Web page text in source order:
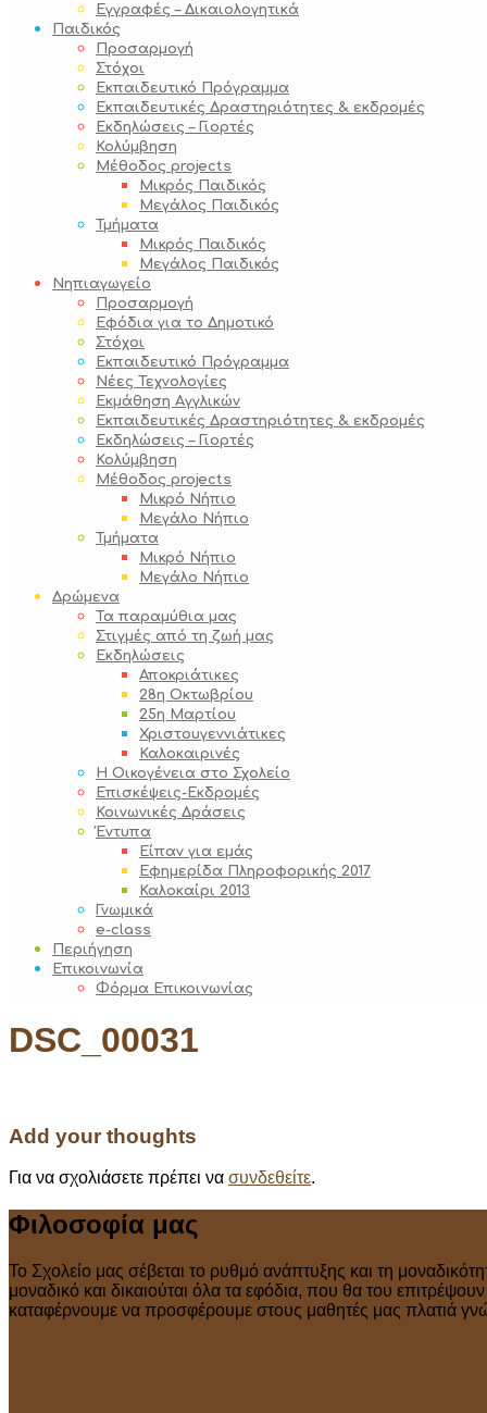
Εγγραφές – Δικαιολογητικά
Παιδικός
Προσαρμογή
Στόχοι
Εκπαιδευτικό Πρόγραμμα
Εκπαιδευτικές Δραστηριότητες & εκδρομές
Εκδηλώσεις – Γιορτές
Κολύμβηση
Μέθοδος projects
Μικρός Παιδικός
Μεγάλος Παιδικός
Τμήματα
Μικρός Παιδικός
Μεγάλος Παιδικός
Νηπιαγωγείο
Προσαρμογή
Εφόδια για το Δημοτικό
Στόχοι
Εκπαιδευτικό Πρόγραμμα
Νέες Τεχνολογίες
Εκμάθηση Αγγλικών
Εκπαιδευτικές Δραστηριότητες & εκδρομές
Εκδηλώσεις – Γιορτές
Κολύμβηση
Μέθοδος projects
Μικρό Νήπιο
Μεγάλο Νήπιο
Τμήματα
Μικρό Νήπιο
Μεγάλο Νήπιο
Δρώμενα
Τα παραμύθια μας
Στιγμές από τη ζωή μας
Εκδηλώσεις
Αποκριάτικες
28η Οκτωβρίου
25η Μαρτίου
Χριστουγεννιάτικες
Καλοκαιρινές
Η Οικογένεια στο Σχολείο
Επισκέψεις-Εκδρομές
Κοινωνικές Δράσεις
Έντυπα
Είπαν για εμάς
Εφημερίδα Πληροφορικής 2017
Καλοκαίρι 2013
Γνωμικά
e-class
Περιήγηση
Επικοινωνία
Φόρμα Επικοινωνίας
DSC_00031
Add your thoughts
Για να σχολιάσετε πρέπει να συνδεθείτε.
Φιλοσοφία μας
Το Σχολείο μας σέβεται το ρυθμό ανάπτυξης και τη
μοναδικό και δικαιούται όλα τα εφόδια, που θα του
καταφέρνουμε να προσφέρουμε στους μαθητές μας πλατιά